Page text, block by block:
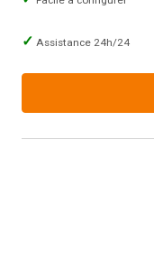
Assistance 24h/24